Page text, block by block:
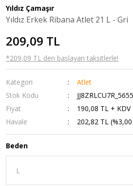
Yıldız Çamaşır
Yıldız Erkek Ribana Atlet 21 L - Gri
209,09 TL
*209,09 TL den başlayan taksitlerle!
Kategori
Atlet
Stok Kodu
JJ8ZRLCU7R_5655
Fiyat
190,08 TL + KDV
Havale
202,82 TL
Beden